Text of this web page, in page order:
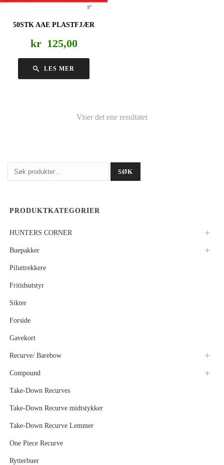
50STK AAE PLASTFJÆR
kr 125,00
LES MER
Viser det ene resultatet
Søk
etter:
SØK
PRODUKTKATEGORIER
HUNTERS CORNER
Buepakker
Piluttrekkere
Fritidsutstyr
Sikter
Forside
Gavekort
Recurve/ Barebow
Compound
Take-Down Recurves
Take-Down Recurve midtstykker
Take-Down Recurve Lemmer
One Piece Recurve
Rytterbuer